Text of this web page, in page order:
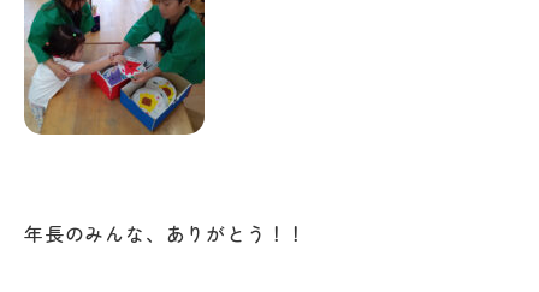
年長のみんな、ありがとう！！